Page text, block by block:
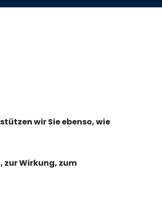
wir Sie ebenso, wie
zur Wirkung, zum